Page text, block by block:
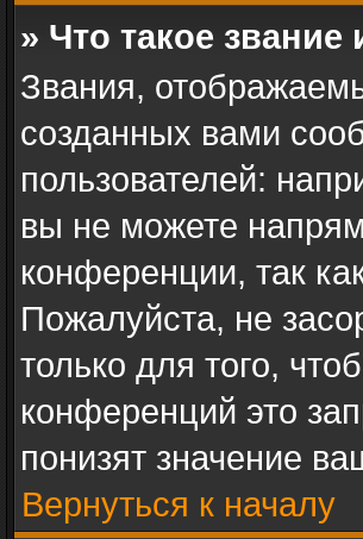
» Что такое звание
Звания,
созданных вами
пользователей:
вы не можете
конференции, так
Пожалуйста, не
только для того,
конференций это
понизят значение
Вернуться к началу